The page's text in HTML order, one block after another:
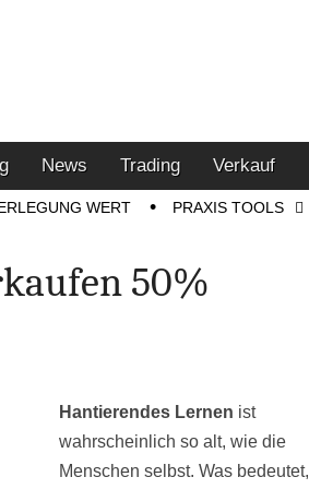
News Trading Verkauf
WERT PRAXIS TOOLS
50%
Hantierendes Lernen ist
wahrscheinlich so alt, wie die
Menschen selbst. Was bedeutet,